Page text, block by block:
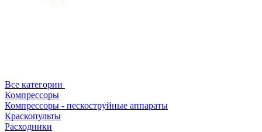
Все категории
Компрессоры
Компрессоры - пескоструйные аппараты
Краскопульты
Расходники